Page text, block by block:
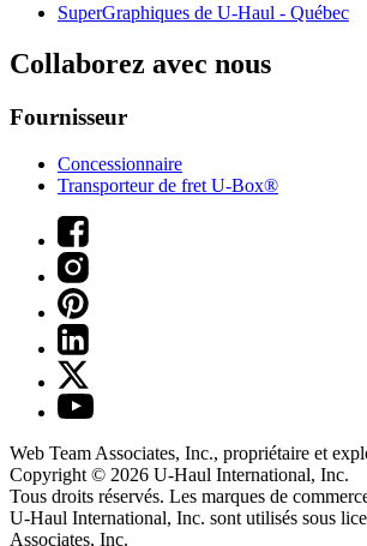
SuperGraphiques de U-Haul - Québec
Collaborez avec nous
Fournisseur
Concessionnaire
Transporteur de fret U-Box®
Web Team Associates, Inc., propriétaire et
Copyright © 2026 U-Haul International, Inc.
Tous droits réservés. Les marques de
U-Haul International, Inc. sont utilisés sous
Associates, Inc.